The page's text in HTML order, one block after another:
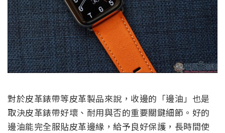
對於皮革錶帶等皮革製品來說，收邊的「邊油」也是
取決皮革錶帶好壞、耐用與否的重要關鍵細節。好的
邊油能完全服貼皮革邊緣，給予良好保護，長時間使